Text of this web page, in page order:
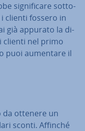
si­gni­fi­ca­re sot­to­
clienti fossero in
già appurato la di­
clienti nel primo
puoi aumentare il
da ottenere un
sconti. Affinché